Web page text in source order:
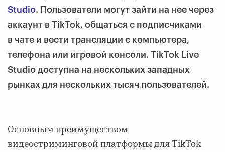
Studio. Пользователи могут зайти на нее через
аккаунт в TikTok, общаться с подписчиками
в чате и вести трансляции с компьютера,
телефона или игровой консоли. TikTok Live
Studio доступна на нескольких западных
рынках для нескольких тысяч пользователей.
Основным преимуществом
видеостриминговой платформы для TikTok